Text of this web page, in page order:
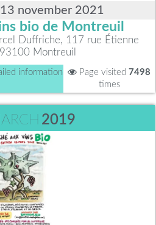
november 2021
bio de Montreuil
Duffriche, 117 rue Étienne
Montreuil
information Page visited 7498
times
2019